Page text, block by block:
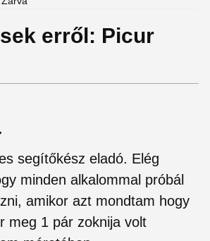
erről: Picur
segítőkész eladó. Elég
minden alkalommal próbál
amikor azt mondtam hogy
meg 1 pár zoknija volt